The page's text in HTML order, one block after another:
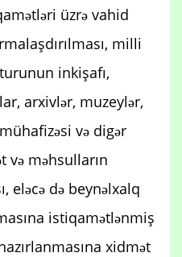
üzrə vahid
milli
inkişafı,
arxivlər, muzeylər,
və digər
və məhsulların
eləcə də beynəlxalq
istiqamətlənmiş
xidmət